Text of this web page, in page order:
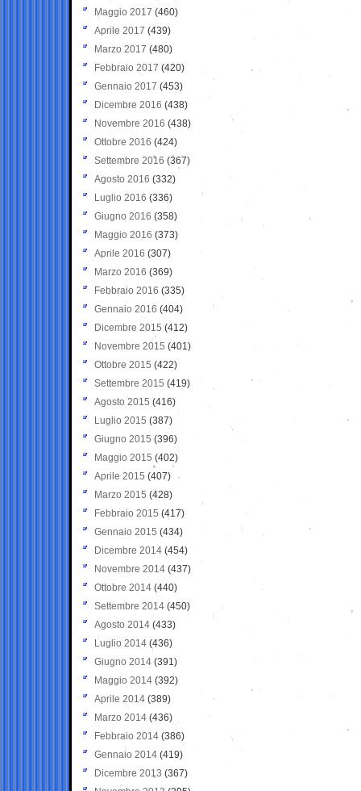
Maggio 2017 (460)
Aprile 2017 (439)
Marzo 2017 (480)
Febbraio 2017 (420)
Gennaio 2017 (453)
Dicembre 2016 (438)
Novembre 2016 (438)
Ottobre 2016 (424)
Settembre 2016 (367)
Agosto 2016 (332)
Luglio 2016 (336)
Giugno 2016 (358)
Maggio 2016 (373)
Aprile 2016 (307)
Marzo 2016 (369)
Febbraio 2016 (335)
Gennaio 2016 (404)
Dicembre 2015 (412)
Novembre 2015 (401)
Ottobre 2015 (422)
Settembre 2015 (419)
Agosto 2015 (416)
Luglio 2015 (387)
Giugno 2015 (396)
Maggio 2015 (402)
Aprile 2015 (407)
Marzo 2015 (428)
Febbraio 2015 (417)
Gennaio 2015 (434)
Dicembre 2014 (454)
Novembre 2014 (437)
Ottobre 2014 (440)
Settembre 2014 (450)
Agosto 2014 (433)
Luglio 2014 (436)
Giugno 2014 (391)
Maggio 2014 (392)
Aprile 2014 (389)
Marzo 2014 (436)
Febbraio 2014 (386)
Gennaio 2014 (419)
Dicembre 2013 (367)